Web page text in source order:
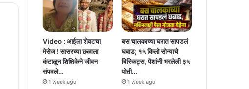
Video : आईला शेवटचा
मेसेज ! सासरच्या छळाला
कंटाळून शिक्षिकेने जीवन
संपवले…
1 week ago
बस चालकाच्या घरात सापडलं
घबाड; १५ किलो सोन्याचे
बिस्किट्स, पैशांनी भरलेली ३५
पोती…
1 week ago